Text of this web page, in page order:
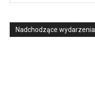
Nadchodzące wydarzenia